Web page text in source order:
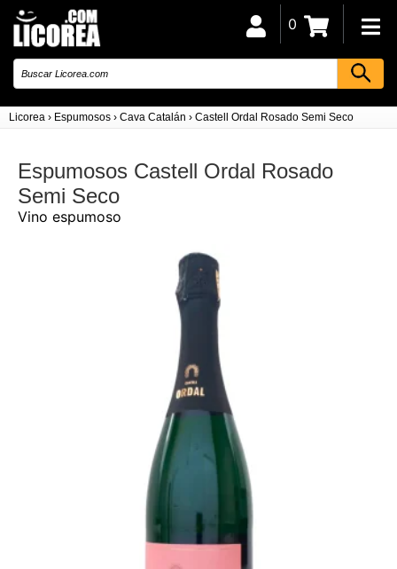
Licorea › Espumosos › Cava Catalán › Castell Ordal Rosado Semi Seco
0
Espumosos Castell Ordal Rosado
Semi Seco
Vino espumoso